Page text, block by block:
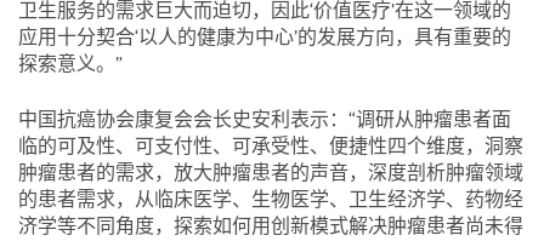
卫生服务的需求巨大而迫切，因此‘价值医疗’在这一领域的
应用十分契合‘以人的健康为中心’的发展方向，具有重要的
探索意义。”
中国抗癌协会康复会会长史安利表示：“调研从肿瘤患者面
临的可及性、可支付性、可承受性、便捷性四个维度，洞察
肿瘤患者的需求，放大肿瘤患者的声音，深度剖析肿瘤领域
的患者需求，从临床医学、生物医学、卫生经济学、药物经
济学等不同角度，探索如何用创新模式解决肿瘤患者尚未得